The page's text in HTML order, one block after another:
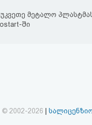
მეტალო
ში
© 2002-2026